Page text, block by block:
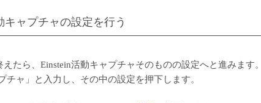
キャプチャの設定を行う
たら、Einstein活動キャプチャそのものの設定へと進みます。
ャ」と入力し、その中の設定を押下します。